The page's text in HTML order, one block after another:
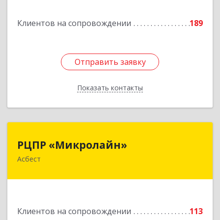
Клиентов на сопровождении 189
Отправить заявку
Показать контакты
Отправить заявку
Назад
РЦПР «Микролайн»
Асбест
Клиентов на сопровождении 113
РЦПР «Микролайн»
624272, Свердловская обл, Асбест г, имени В.И.